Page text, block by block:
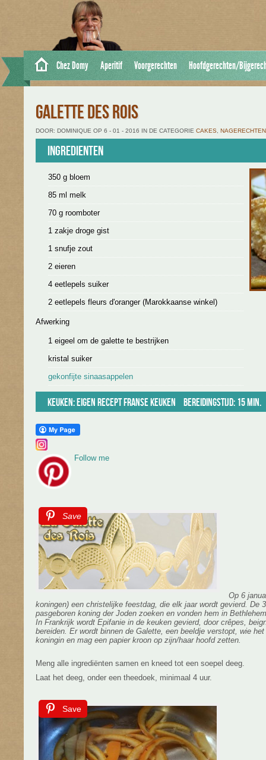
Chez Domy Aperitif Voorgerechten Hoofdgerechten/
GALETTE DES ROIS
DOOR: DOMINIQUE OP 6 - 01 - 2016 IN DE CATEGORIE CAKES NAGERECHTEN
Ingredienten
350 g bloem
85 ml melk
70 g roomboter
1 zakje droge gist
1 snufje zout
2 eieren
4 eetlepels suiker
2 eetlepels fleurs d'oranger (Marokkaanse winkel)
Afwerking
1 eigeel om de galette te bestrijken
kristal suiker
gekonfijte sinaasappelen
Keuken: Eigen recept Franse keuken Bereidingstijd: 15 min.
Follow me
Save
Op 6
koningen) een christelijke feestdag, die elk jaar wordt gevierd. De
pasgeboren koning der Joden zoeken en vonden hem in
In Frankrijk wordt Epifanie in de keuken gevierd, door crêpes,
bereiden. Er wordt binnen de Galette, een beeldje verstopt, wie
koningin en mag een papier kroon op zijn/haar hoofd zetten.
Meng alle ingrediënten samen en kneed tot een soepel deeg.
Laat het deeg, onder een theedoek, minimaal 4 uur.
Save